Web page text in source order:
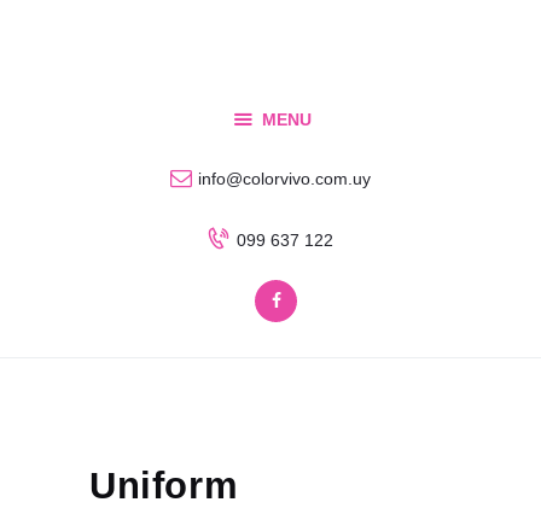
MENU
info@colorvivo.com.uy
099 637 122
Cartelería
Procesos de fabricación
Uniform